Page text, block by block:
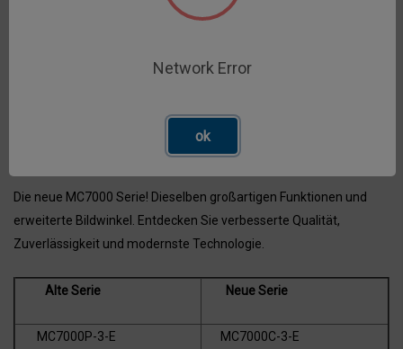
Moderne Bildelektronik (CMOS-Bildsensor)
Scharfe und kontrastreiche Bilder
Höchste Schutzklasse IP69K
Die neue MC7000 Serie! Dieselben großartigen Funktionen und
erweiterte Bildwinkel. Entdecken Sie verbesserte Qualität,
Zuverlässigkeit und modernste Technologie.
Alte Serie Neue Serie
MC7000P-3-E MC7000C-3-E
Network Error
ok